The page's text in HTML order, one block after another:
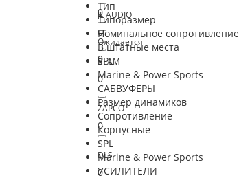
JL AUDIO
0
BLAM
0
ZAPCO
0
DLS
0
0
Ожидается
0
Тип
Типоразмер
Номинальное сопротивление
В штатные места
SPL
Marine & Power Sports
САБВУФЕРЫ
Размер динамиков
Сопротивление
Корпусные
SPL
Marine & Power Sports
УСИЛИТЕЛИ